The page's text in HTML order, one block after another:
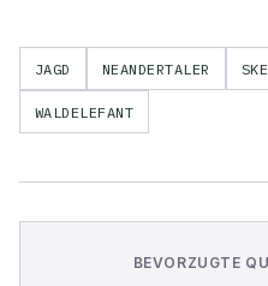
JAGD NEANDERTALER
WALDELEFANT
BEVORZUGTE